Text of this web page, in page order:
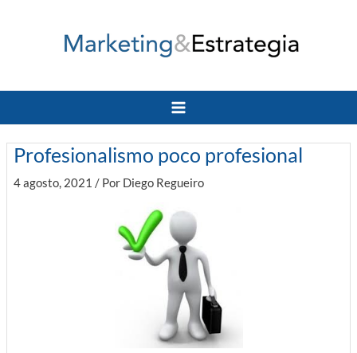
Main
Menu
Profesionalismo poco profesional
4 agosto, 2021 / Por Diego Regueiro